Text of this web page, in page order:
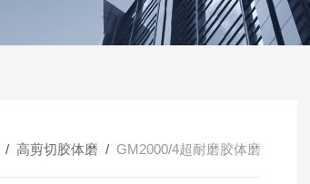
/ 高剪切胶体磨 / GM2000/4超耐磨胶体磨